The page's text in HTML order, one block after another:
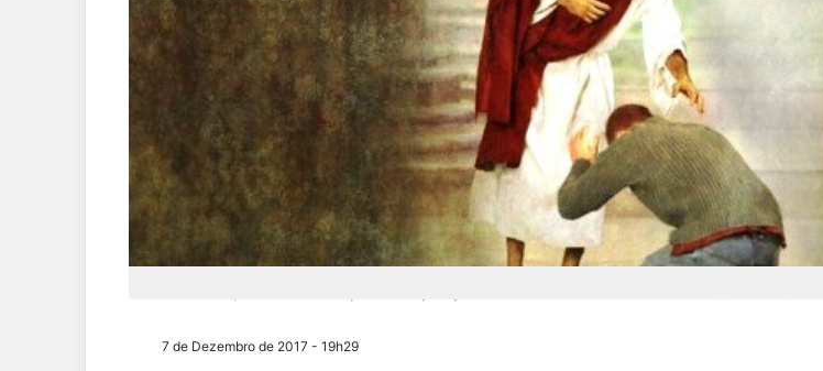
7 de Dezembro de 2017 - 19h29